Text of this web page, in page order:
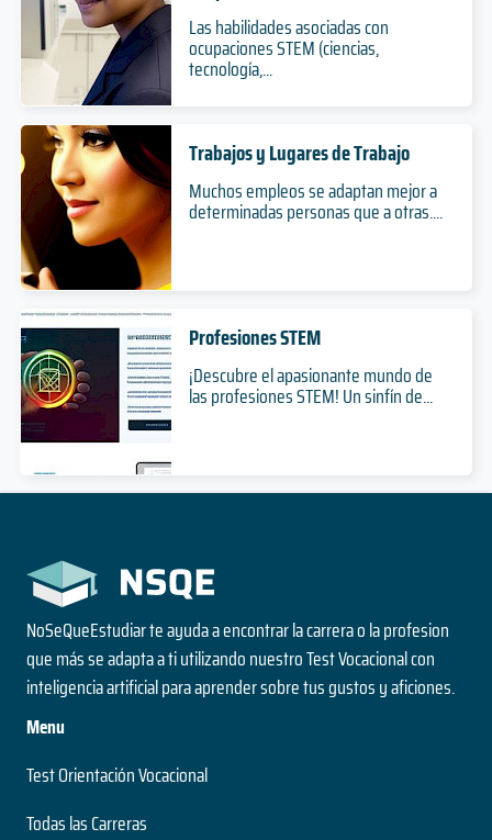
Las habilidades asociadas con
ocupaciones STEM (ciencias,
tecnología,...
Trabajos y Lugares de Trabajo
Muchos empleos se adaptan mejor a
determinadas personas que a otras....
Profesiones STEM
¡Descubre el apasionante mundo de
las profesiones STEM! Un sinfín de...
NoSeQueEstudiar te ayuda a encontrar la carrera o la profesion
que más se adapta a ti utilizando nuestro Test Vocacional con
inteligencia artificial para aprender sobre tus gustos y aficiones.
Menu
Test Orientación Vocacional
Todas las Carreras